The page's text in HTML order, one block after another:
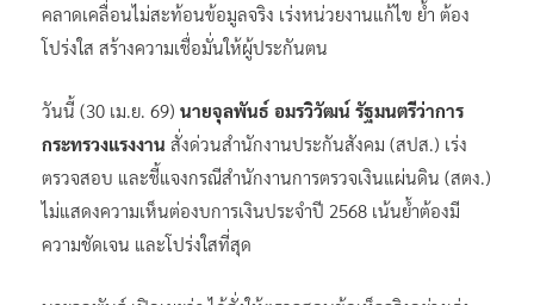
คลาดเคลื่อนไม่สะท้อนข้อมูลจริง เร่งหน่วยงานแก้ไข ย้ำ ต้อง
โปร่งใส สร้างความเชื่อมั่นให้ผู้ประกันตน
วันนี้ (30 เม.ย. 69) นายจุลพันธ์ อมรวิวัฒน์ รัฐมนตรีว่าการ
กระทรวงแรงงาน สั่งด่วนสำนักงานประกันสังคม (สปส.) เร่ง
ตรวจสอบ และชี้แจงกรณีสำนักงานการตรวจเงินแผ่นดิน (สตง.)
ไม่แสดงความเห็นต่องบการเงินประจำปี 2568 เน้นย้ำต้องมี
ความชัดเจน และโปร่งใสที่สุด